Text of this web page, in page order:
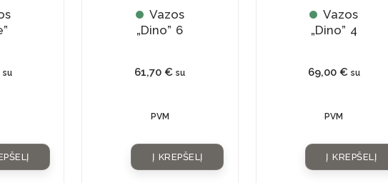
su
Vazos
„Dino” 6
61,70€ su
PVM
Į KREPŠELĮ
Vazos
„Dino” 4
69,00 € su
PVM
Į KREPŠELĮ